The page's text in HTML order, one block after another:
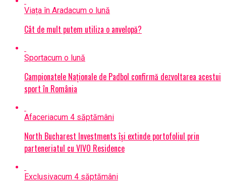
Viața în Aradacum o lună
Cât de mult putem utiliza o anvelopă?
Sportacum o lună
Campionatele Naționale de Padbol confirmă dezvoltarea acestui
sport în România
Afaceriacum 4 săptămâni
North Bucharest Investments își extinde portofoliul prin
parteneriatul cu VIVO Residence
Exclusivacum 4 săptămâni